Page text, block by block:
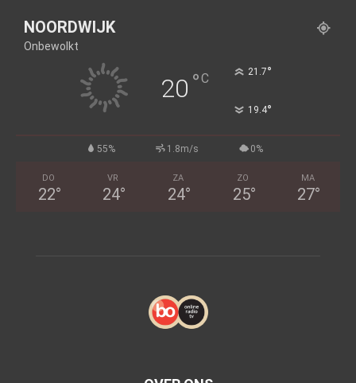
NOORDWIJK
Onbewolkt
20 °C 21.7°
19.4°
55% 1.8m/s 0%
DO
22°
VR
24°
ZA
24°
ZO
25°
MA
27°